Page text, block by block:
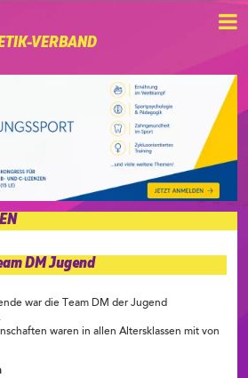
VERBAND
DM Jugend
war die Team DM der Jugend
waren in allen Altersklassen mit von